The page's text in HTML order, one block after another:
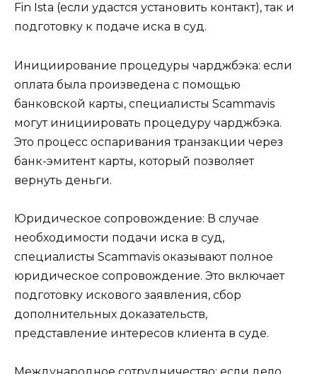
Fin Ista (если удастся установить контакт), так и
подготовку к подаче иска в суд.
Инициирование процедуры чарджбэка: если
оплата была произведена с помощью
банковской карты, специалисты Scammavis
могут инициировать процедуру чарджбэка.
Это процесс оспаривания транзакции через
банк-эмитент карты, который позволяет
вернуть деньги.
Юридическое сопровождение: В случае
необходимости подачи иска в суд,
специалисты Scammavis оказывают полное
юридическое сопровождение. Это включает
подготовку искового заявления, сбор
дополнительных доказательств,
представление интересов клиента в суде.